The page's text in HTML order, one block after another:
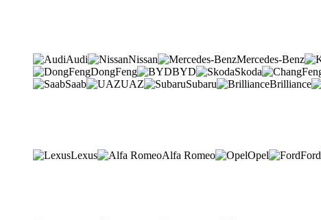
Audi Nissan Mercedes-Benz
DongFeng
BYD Skoda
Saab
UAZ Subaru Brilliance
Lexus Alfa Romeo Opel Ford